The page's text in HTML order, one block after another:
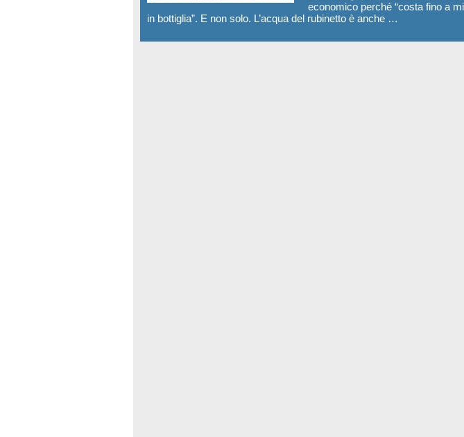
economico perché “costa fino a
in bottiglia”. E non solo. L’acqua del rubinetto è anche …